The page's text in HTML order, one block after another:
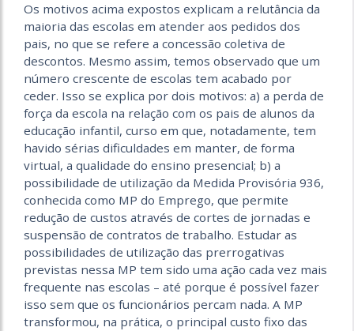
​Os motivos acima expostos explicam a relutância da
maioria das escolas em atender aos pedidos dos
pais, no que se refere a concessão coletiva de
descontos. Mesmo assim, temos observado que um
número crescente de escolas tem acabado por
ceder. Isso se explica por dois motivos: a) a perda de
força da escola na relação com os pais de alunos da
educação infantil, curso em que, notadamente, tem
havido sérias dificuldades em manter, de forma
virtual, a qualidade do ensino presencial; b) a
possibilidade de utilização da Medida Provisória 936,
conhecida como MP do Emprego, que permite
redução de custos através de cortes de jornadas e
suspensão de contratos de trabalho. Estudar as
possibilidades de utilização das prerrogativas
previstas nessa MP tem sido uma ação cada vez mais
frequente nas escolas – até porque é possível fazer
isso sem que os funcionários percam nada. A MP
transformou, na prática, o principal custo fixo das